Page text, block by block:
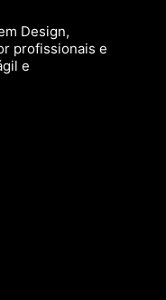
Design,
profissionais e
e